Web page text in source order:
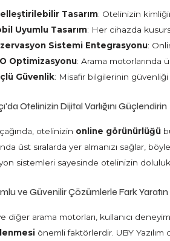
Tasarım: Otelinizin
Uyumlu Tasarım: Her cihazda
Sistemi Entegrasyonu:
Optimizasyonu: Arama motorlarında
Güvenlik: Misafir bilgilerinin
Otelinizin Dijital Varlığını Güçlendirin
otelinizin online görünürlüğü
üst sıralarda yer almanızı sağlar,
sistemleri sayesinde otelinizin doluluk
ve Güvenilir Çözümlerle Fark Yaratın
diğer arama motorları, kullanıcı
önemli faktörlerdir. UBY